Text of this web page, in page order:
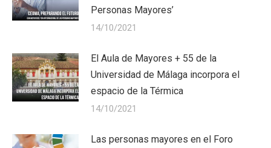
Personas Mayores’
14/10/2021
El Aula de Mayores + 55 de la
Universidad de Málaga incorpora el
espacio de la Térmica
14/10/2021
Las personas mayores en el Foro